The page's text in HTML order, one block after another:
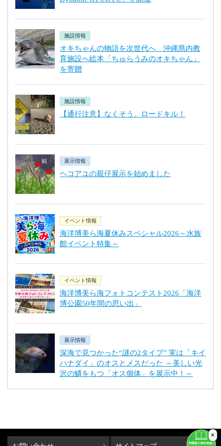
施設情報
オキちゃんの物語を次世代へ 沖縄県内教
育施設へ絵本「ちゅらうみのオキちゃん」
を寄贈
施設情報
【通行注意】なくそう、ロードキル！
展示情報
ヘコアユの親仔展示を始めました
イベント情報
海洋博美ら海夏休みスペシャル2026～水族
館イベント特集～
イベント情報
海洋博美ら海フォトコンテスト2026「海洋
博公園50年間の思い出」
展示情報
深海で見つかった“謎の2タイプ” 実は「キイ
ハナダイ」のオスとメスだった ～美しい光
沢の鱗をもつ「オス個体」を展示中！～
×